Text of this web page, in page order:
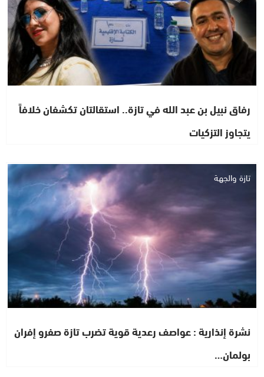
رفاق نبيل بن عبد الله في تازة.. استقالتان تكشفان خلافاً
يتجاوز التزكيات
تازة والجهة
نشرة إنذارية : عواصف رعدية قوية تضرب تازة صفرو إفران
بولمان…